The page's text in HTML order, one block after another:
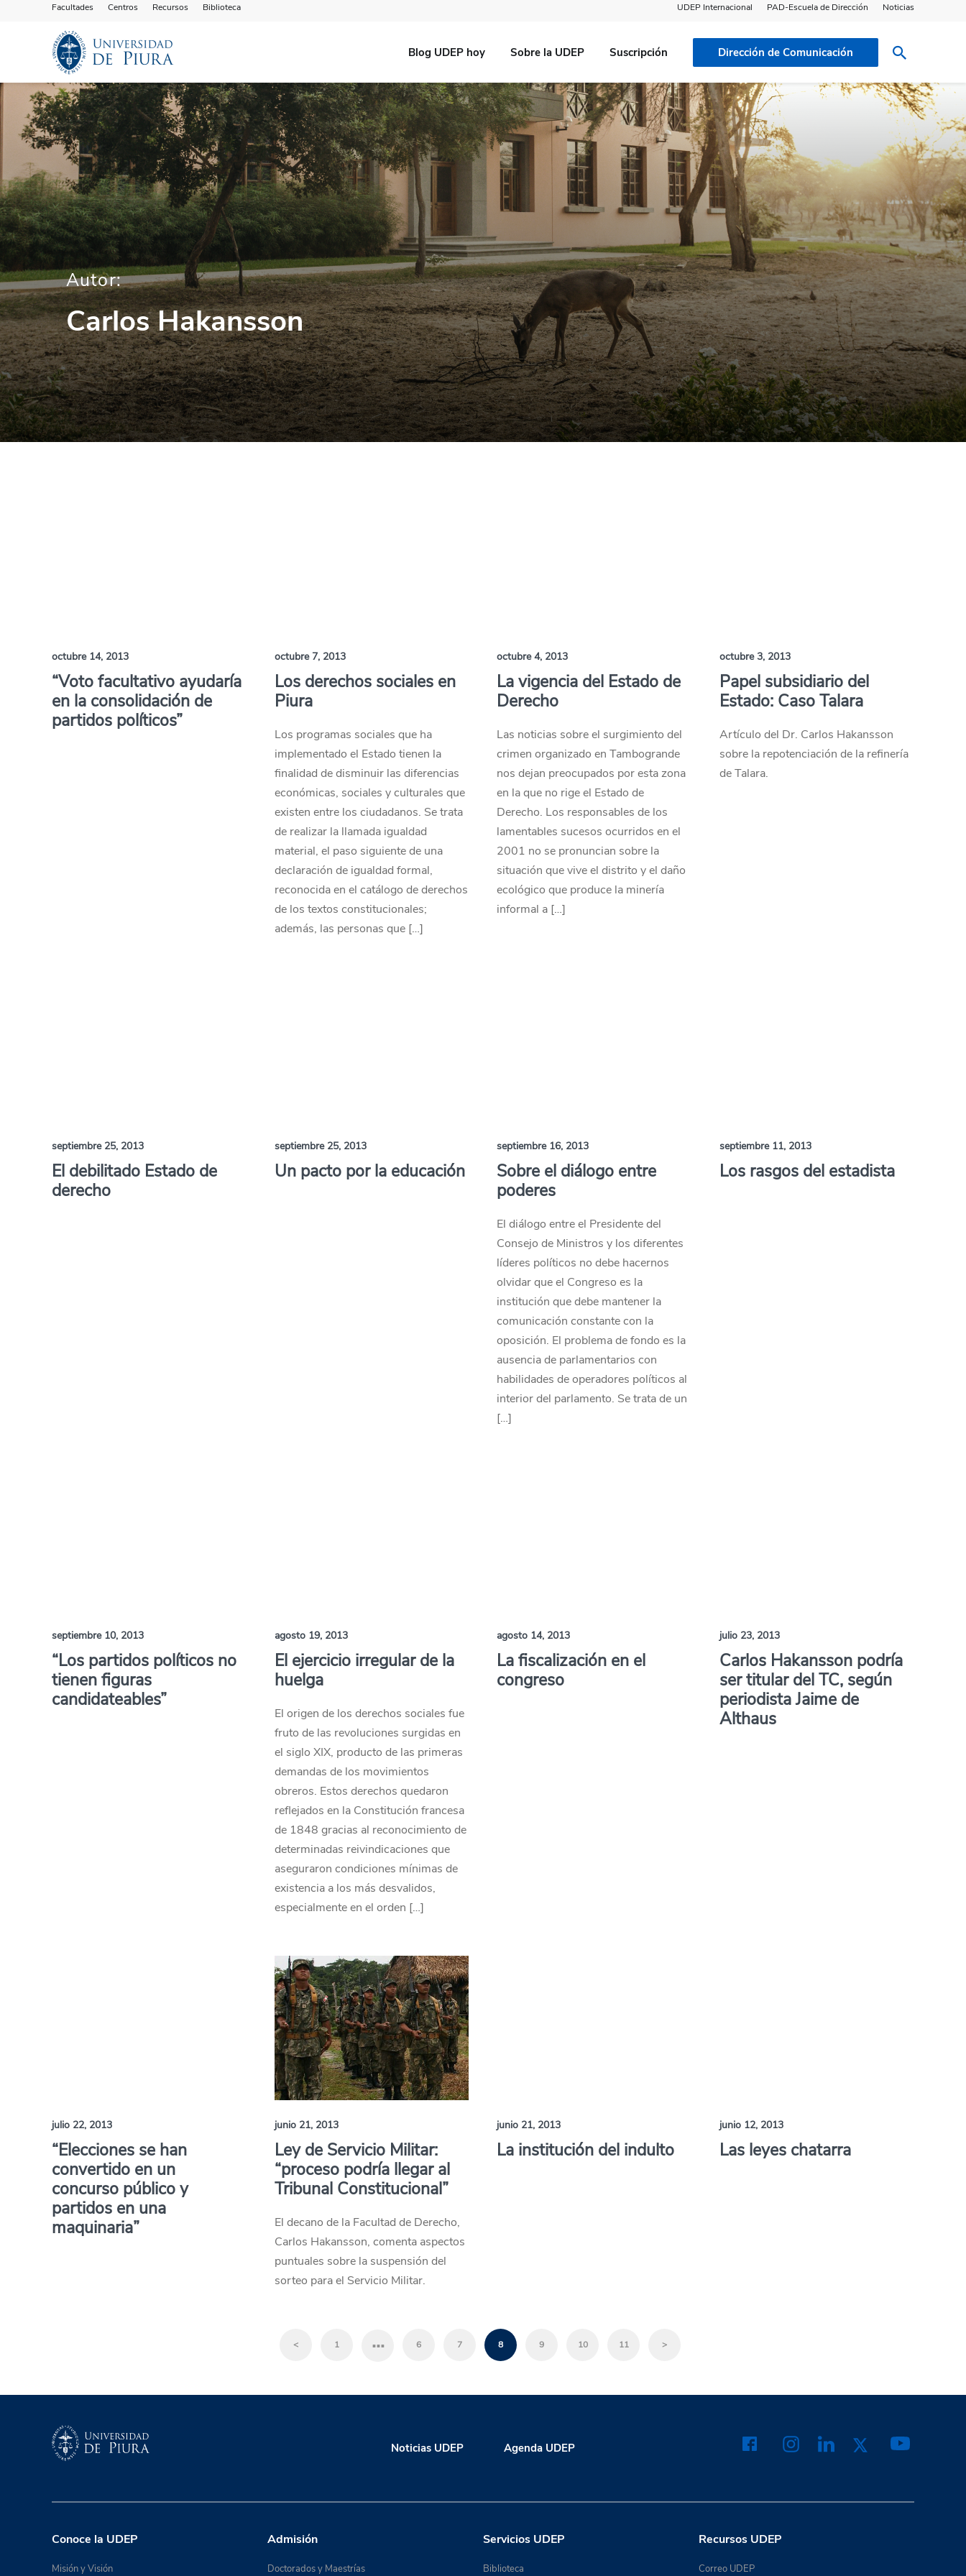
Facultades Centros Recursos Biblioteca UDEP Internacional PAD-Escuela de Dirección Noticias
Blog UDEP hoy Sobre la UDEP Suscripción Dirección de Comunicación
Autor:
Carlos Hakansson
octubre 14, 2013
“Voto facultativo ayudaría
en la consolidación de
partidos políticos”
octubre 7, 2013
Los derechos sociales en
Piura
Los programas sociales que ha
implementado el Estado tienen la
finalidad de disminuir las diferencias
económicas, sociales y culturales que
existen entre los ciudadanos. Se trata
de realizar la llamada igualdad
material, el paso siguiente de una
declaración de igualdad formal,
reconocida en el catálogo de derechos
de los textos constitucionales;
además, las personas que […]
octubre 4, 2013
La vigencia del Estado de
Derecho
Las noticias sobre el surgimiento del
crimen organizado en Tambogrande
nos dejan preocupados por esta zona
en la que no rige el Estado de
Derecho. Los responsables de los
lamentables sucesos ocurridos en el
2001 no se pronuncian sobre la
situación que vive el distrito y el daño
ecológico que produce la minería
informal a […]
octubre 3, 2013
Papel subsidiario del
Estado: Caso Talara
Artículo del Dr. Carlos Hakansson
sobre la repotenciación de la refinería
de Talara.
septiembre 25, 2013
El debilitado Estado de
derecho
septiembre 25, 2013
Un pacto por la educación
septiembre 16, 2013
Sobre el diálogo entre
poderes
El diálogo entre el Presidente del
Consejo de Ministros y los diferentes
líderes políticos no debe hacernos
olvidar que el Congreso es la
institución que debe mantener la
comunicación constante con la
oposición. El problema de fondo es la
ausencia de parlamentarios con
habilidades de operadores políticos al
interior del parlamento. Se trata de un
[…]
septiembre 11, 2013
Los rasgos del estadista
septiembre 10, 2013
“Los partidos políticos no
tienen figuras
candidateables”
agosto 19, 2013
El ejercicio irregular de la
huelga
El origen de los derechos sociales fue
fruto de las revoluciones surgidas en
el siglo XIX, producto de las primeras
demandas de los movimientos
obreros. Estos derechos quedaron
reflejados en la Constitución francesa
de 1848 gracias al reconocimiento de
determinadas reivindicaciones que
aseguraron condiciones mínimas de
existencia a los más desvalidos,
especialmente en el orden […]
agosto 14, 2013
La fiscalización en el
congreso
julio 23, 2013
Carlos Hakansson podría
ser titular del TC, según
periodista Jaime de
Althaus
julio 22, 2013
“Elecciones se han
convertido en un
concurso público y
partidos en una
maquinaria”
junio 21, 2013
Ley de Servicio Militar:
“proceso podría llegar al
Tribunal Constitucional”
El decano de la Facultad de Derecho,
Carlos Hakansson, comenta aspectos
puntuales sobre la suspensión del
sorteo para el Servicio Militar.
junio 21, 2013
La institución del indulto
junio 12, 2013
Las leyes chatarra
< 1 … 6 7 8 9 10 11 >
Noticias UDEP Agenda UDEP
Conoce la UDEP
Misión y Visión
Admisión
Doctorados y Maestrías
Servicios UDEP
Biblioteca
Recursos UDEP
Correo UDEP